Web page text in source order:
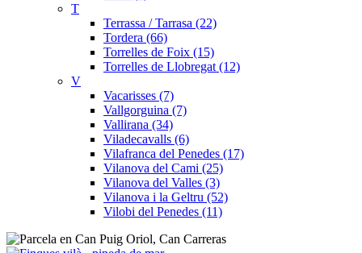
T
Terrassa / Tarrasa (22)
Tordera (66)
Torrelles de Foix (15)
Torrelles de Llobregat (12)
V
Vacarisses (7)
Vallgorguina (7)
Vallirana (34)
Viladecavalls (6)
Vilafranca del Penedes (17)
Vilanova del Cami (25)
Vilanova del Valles (3)
Vilanova i la Geltru (52)
Vilobi del Penedes (11)